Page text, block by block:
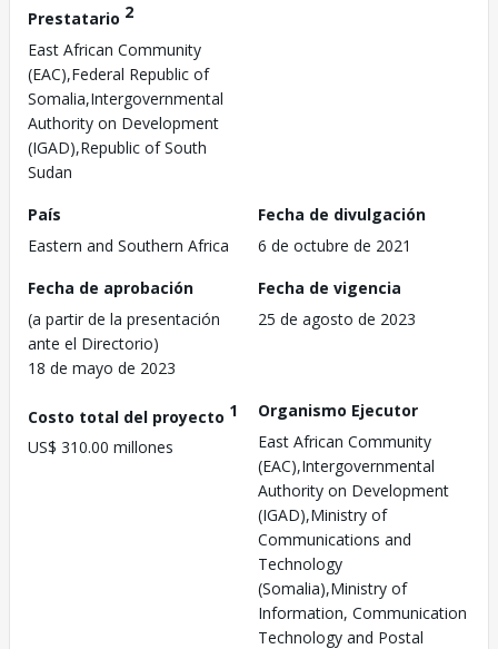
Prestatario 2
East African Community
(EAC),Federal Republic of
Somalia,Intergovernmental
Authority on Development
(IGAD),Republic of South
Sudan
País
Eastern and Southern Africa
Fecha de divulgación
6 de octubre de 2021
Fecha de aprobación
(a partir de la presentación
ante el Directorio)
18 de mayo de 2023
Fecha de vigencia
25 de agosto de 2023
Costo total del proyecto 1
US$ 310.00 millones
Organismo Ejecutor
East African Community
(EAC),Intergovernmental
Authority on Development
(IGAD),Ministry of
Communications and
Technology
(Somalia),Ministry of
Information, Communication
Technology and Postal